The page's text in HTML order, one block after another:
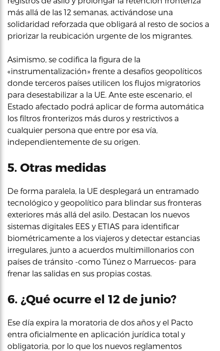
más allá de las 12 semanas, activándose una
solidaridad reforzada que obligará al resto de socios a
priorizar la reubicación urgente de los migrantes.
Asimismo, se codifica la figura de la
«instrumentalización» frente a desafíos geopolíticos
donde terceros países utilicen los flujos migratorios
para desestabilizar a la UE. Ante este escenario, el
Estado afectado podrá aplicar de forma automática
los filtros fronterizos más duros y restrictivos a
cualquier persona que entre por esa vía,
independientemente de su origen.
5. Otras medidas
De forma paralela, la UE desplegará un entramado
tecnológico y geopolítico para blindar sus fronteras
exteriores más allá del asilo. Destacan los nuevos
sistemas digitales EES y ETIAS para identificar
biométricamente a los viajeros y detectar estancias
irregulares, junto a acuerdos multimillonarios con
países de tránsito -como Túnez o Marruecos- para
frenar las salidas en sus propias costas.
6. ¿Qué ocurre el 12 de junio?
Ese día expira la moratoria de dos años y el Pacto
entra oficialmente en aplicación jurídica total y
obligatoria, por lo que los nuevos reglamentos